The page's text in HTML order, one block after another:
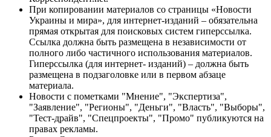
При копировании материалов со страницы «Новости
Украины и мира», для интернет-изданий – обязательна
прямая открытая для поисковых систем гиперссылка.
Ссылка должна быть размещена в независимости от
полного либо частичного использования материалов.
Гиперссылка (для интернет- изданий) – должна быть
размещена в подзаголовке или в первом абзаце
материала.
Новости с пометками "Мнение", "Экспертиза",
"Заявление", "Регионы", "Деньги", "Власть", "Выборы",
"Тест-драйв", "Спецпроекты", "Промо" публикуются на
правах рекламы.